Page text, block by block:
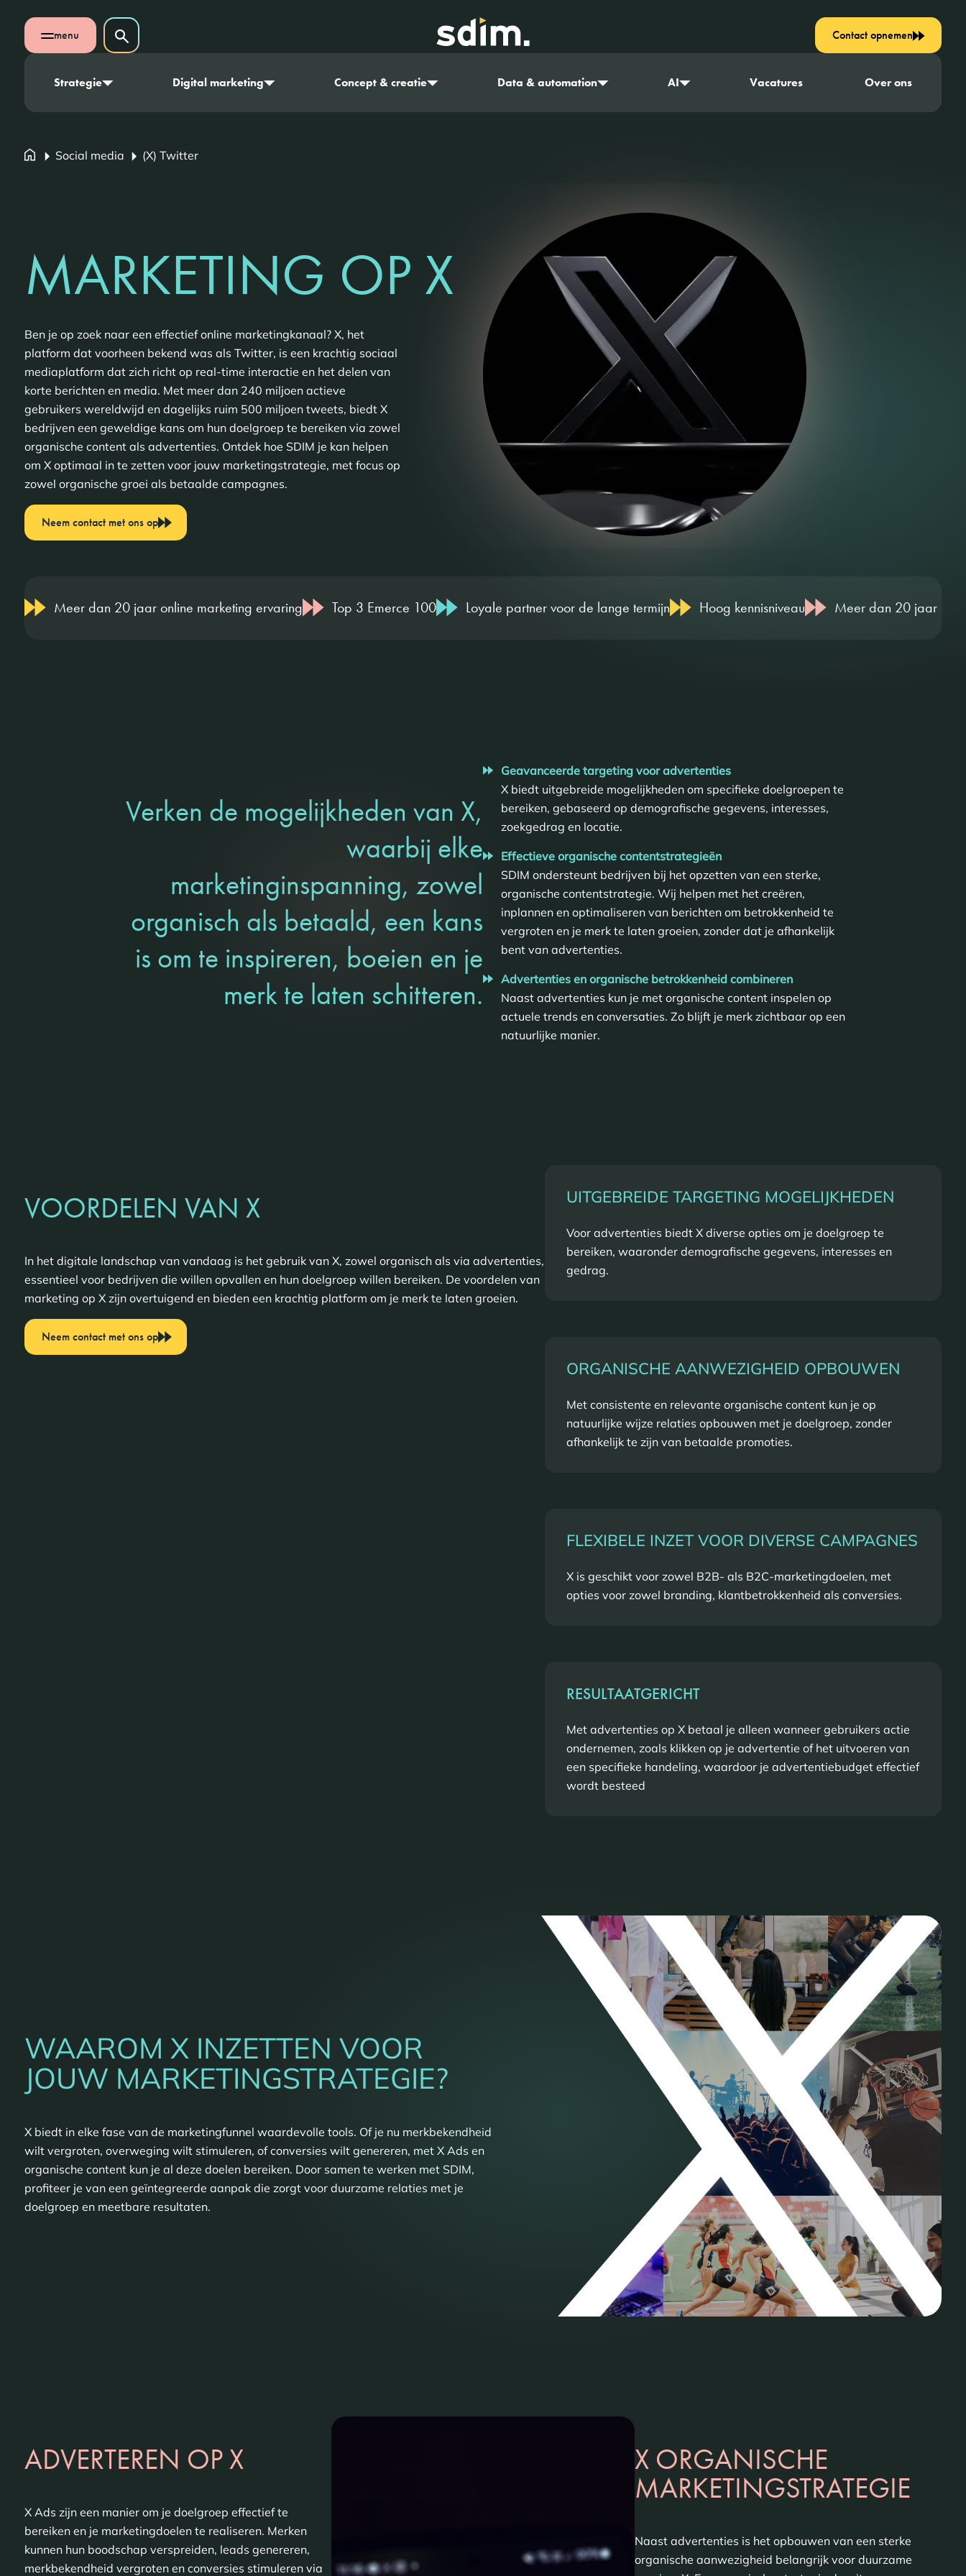
Navigatie overslaan
Open mobiel menu
menu Zoeken op website
Zoeken
Strategie Digital marketing Concept & creatie Data & automation AI Vacatures Over ons
Contact opnemen
Social media (X) Twitter
MARKETING OP X
Ben je op zoek naar een effectief online marketingkanaal? X, het
platform dat voorheen bekend was als Twitter, is een krachtig sociaal
mediaplatform dat zich richt op real-time interactie en het delen van
korte berichten en media. Met meer dan 240 miljoen actieve
gebruikers wereldwijd en dagelijks ruim 500 miljoen tweets, biedt X
bedrijven een geweldige kans om hun doelgroep te bereiken via zowel
organische content als advertenties. Ontdek hoe SDIM je kan helpen
om X optimaal in te zetten voor jouw marketingstrategie, met focus op
zowel organische groei als betaalde campagnes.
Neem contact met ons op
Meer dan 20 jaar online marketing ervaring Top 3 Emerce 100 Loyale partner voor de lange termijn Hoog kennisniveau Meer dan 20 jaar
Verken de mogelijkheden van X,
waarbij elke
marketinginspanning, zowel
organisch als betaald, een kans
is om te inspireren, boeien en je
merk te laten schitteren.
Geavanceerde targeting voor advertenties
X biedt uitgebreide mogelijkheden om specifieke doelgroepen te
bereiken, gebaseerd op demografische gegevens, interesses,
zoekgedrag en locatie.
Effectieve organische contentstrategieën
SDIM ondersteunt bedrijven bij het opzetten van een sterke,
organische contentstrategie. Wij helpen met het creëren,
inplannen en optimaliseren van berichten om betrokkenheid te
vergroten en je merk te laten groeien, zonder dat je afhankelijk
bent van advertenties.
Advertenties en organische betrokkenheid combineren
Naast advertenties kun je met organische content inspelen op
actuele trends en conversaties. Zo blijft je merk zichtbaar op een
natuurlijke manier.
VOORDELEN VAN X
In het digitale landschap van vandaag is het gebruik van X, zowel organisch als via advertenties,
essentieel voor bedrijven die willen opvallen en hun doelgroep willen bereiken. De voordelen van
marketing op X zijn overtuigend en bieden een krachtig platform om je merk te laten groeien.
Neem contact met ons op
UITGEBREIDE TARGETING MOGELIJKHEDEN
Voor advertenties biedt X diverse opties om je doelgroep te
bereiken, waaronder demografische gegevens, interesses en
gedrag.
ORGANISCHE AANWEZIGHEID OPBOUWEN
Met consistente en relevante organische content kun je op
natuurlijke wijze relaties opbouwen met je doelgroep, zonder
afhankelijk te zijn van betaalde promoties.
FLEXIBELE INZET VOOR DIVERSE CAMPAGNES
X is geschikt voor zowel B2B- als B2C-marketingdoelen, met
opties voor zowel branding, klantbetrokkenheid als conversies.
RESULTAATGERICHT
Met advertenties op X betaal je alleen wanneer gebruikers actie
ondernemen, zoals klikken op je advertentie of het uitvoeren van
een specifieke handeling, waardoor je advertentiebudget effectief
wordt besteed
WAAROM X INZETTEN VOOR
JOUW MARKETINGSTRATEGIE?
X biedt in elke fase van de marketingfunnel waardevolle tools. Of je nu merkbekendheid
wilt vergroten, overweging wilt stimuleren, of conversies wilt genereren, met X Ads en
organische content kun je al deze doelen bereiken. Door samen te werken met SDIM,
profiteer je van een geïntegreerde aanpak die zorgt voor duurzame relaties met je
doelgroep en meetbare resultaten.
ADVERTEREN OP X
X Ads zijn een manier om je doelgroep effectief te
bereiken en je marketingdoelen te realiseren. Merken
kunnen hun boodschap verspreiden, leads genereren,
merkbekendheid vergroten en conversies stimuleren via
X ORGANISCHE
MARKETINGSTRATEGIE
Naast advertenties is het opbouwen van een sterke
organische aanwezigheid belangrijk voor duurzame